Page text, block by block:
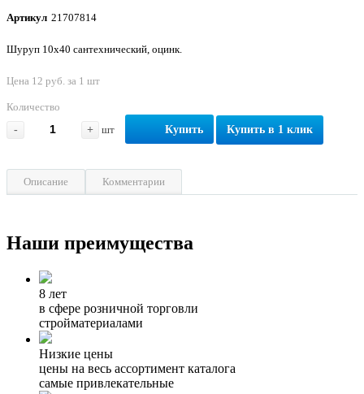
Артикул 21707814
Шуруп 10х40 сантехнический, оцинк.
Цена 12 руб. за 1 шт
Количество
-
+ шт Купить Купить в 1 клик
Описание Комментарии
Наши преимущества
8 лет
в сфере розничной торговли
стройматериалами
Низкие цены
цены на весь ассортимент каталога
самые привлекательные